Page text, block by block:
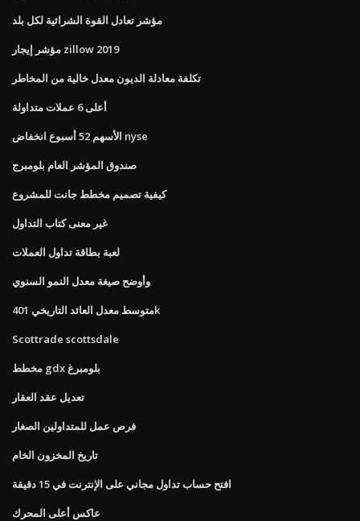
مؤشر تعادل القوة الشرائية لكل بلد
مؤشر إيجار zillow 2019
تكلفة معادلة الديون معدل خالية من المخاطر
أعلى 6 عملات متداولة
الأسهم 52 أسبوع انخفاض nyse
صندوق المؤشر العام بلومبرج
كيفية تصميم مخطط جانت للمشروع
غير معنى كتاب التداول
لعبة بطاقة تداول العملات
وأوضح صيغة معدل النمو السنوي
متوسط ​​معدل العائد التاريخي 401k
Scottrade scottsdale
مخطط gdx بلومبرغ
تعديل عقد العقار
فرص عمل للمتداولين الصغار
تاريخ المخزون الخام
افتح حساب تداول مجاني على الإنترنت في 15 دقيقة
عاكس أعلى المحرك